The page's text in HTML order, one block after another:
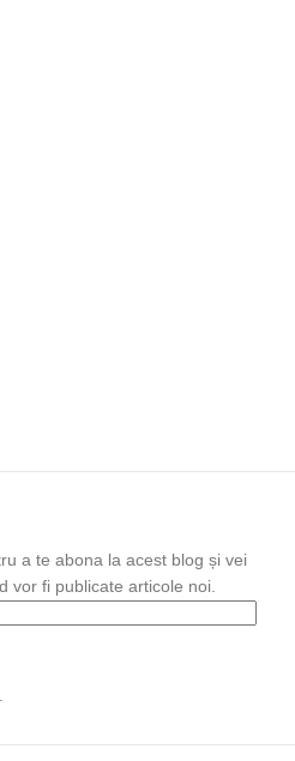
a te abona la acest blog și vei
vor fi publicate articole noi.